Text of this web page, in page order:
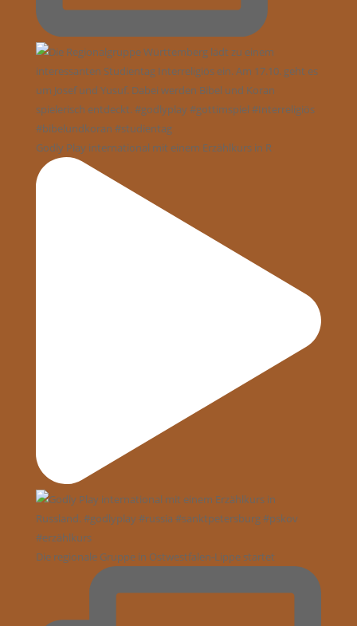
Godly Play international mit einem Erzählkurs in R
Die regionale Gruppe in Ostwestfalen-Lippe startet